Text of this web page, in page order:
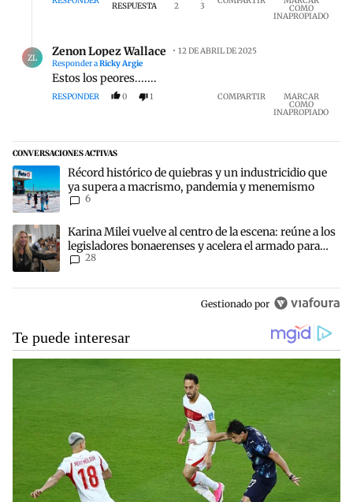
RESPUESTA
2 3 COMO
INAPROPIADO
ZL Zenon Lopez Wallace
12 DE ABRIL DE 2025
Responder aRicky Argie
Estos los peores.......
RESPONDER 0 1 COMPARTIR MARCAR
COMO
INAPROPIADO
CONVERSACIONES ACTIVAS
Este listado muestra los artículos con más comentarios en los
Un artículo de tendencia con el título "Récord histórico de
Récord histórico de quiebras y un industricidio que
ya supera a macrismo, pandemia y menemismo
6
Un artículo de tendencia con el título "Karina Milei vuelve al centro
Karina Milei vuelve al centro de la escena: reúne a los
legisladores bonaerenses y acelera el armado para
2027
28
Gestionado por